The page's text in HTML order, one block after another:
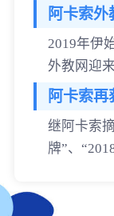
阿卡索外
2019年伊
外教网迎
阿卡索再
继阿卡索
牌”、